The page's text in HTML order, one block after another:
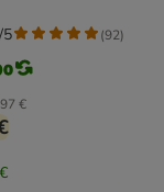
€
5 (92)